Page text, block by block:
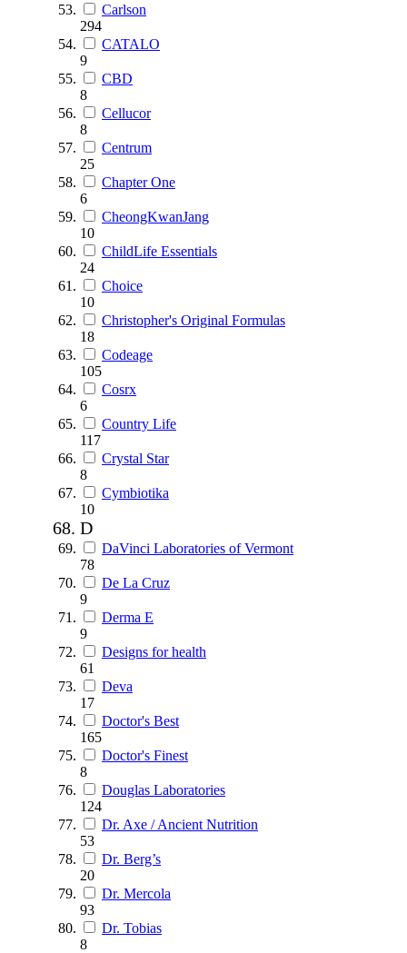
Carlson
294
CATALO
9
CBD
8
Cellucor
8
Centrum
25
Chapter One
6
CheongKwanJang
10
ChildLife Essentials
24
Choice
10
Christopher's Original Formulas
18
Codeage
105
Cosrx
6
Country Life
117
Crystal Star
8
Cymbiotika
10
D
DaVinci Laboratories of Vermont
78
De La Cruz
9
Derma E
9
Designs for health
61
Deva
17
Doctor's Best
165
Doctor's Finest
8
Douglas Laboratories
124
Dr. Axe / Ancient Nutrition
53
Dr. Berg’s
20
Dr. Mercola
93
Dr. Tobias
8